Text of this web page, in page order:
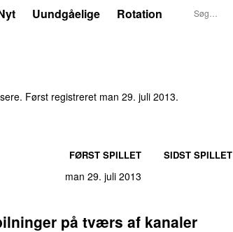
Uundgåelige Rotation
Først registreret man 29. juli 2013.
FØRST SPILLET SIDST SPILLET
man 29. juli 2013
på tværs af kanaler